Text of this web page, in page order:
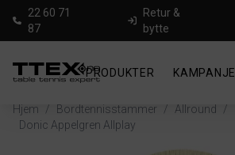
22 60 71
87
Retur &
bytte
PRODUKTER KAMPANJE
Hjem / Bordtennisstammer / Allround
/
Donic Appelgren Allplay